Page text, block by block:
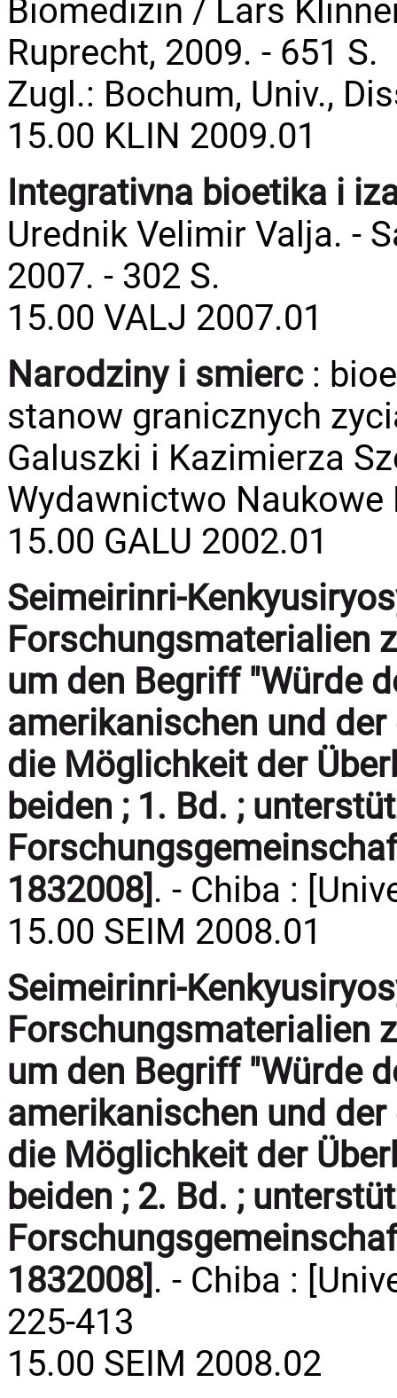
Biomedizin / Lars
Ruprecht, 2009. - 651 S.
Zugl.: Bochum, Univ.,
15.00 KLIN 2009.01
Integrativna bioetika i
Urednik Velimir Valja. -
2007. - 302 S.
15.00 VALJ 2007.01
Narodziny i smierc:
stanow granicznych
Galuszki i Kazimierza
Wydawnictwo Naukowe
15.00 GALU 2002.01
Seimeirinri-
Forschungsmaterialien
um den Begriff "Würde
amerikanischen und
die Möglichkeit der
beiden ; 1. Bd. ;
1832008]. - Chiba :
15.00 SEIM 2008.01
Seimeirinri-
Forschungsmaterialien
um den Begriff "Würde
amerikanischen und
die Möglichkeit der
beiden ; 2. Bd. ;
1832008]. - Chiba :
225-413
15.00 SEIM 2008.02